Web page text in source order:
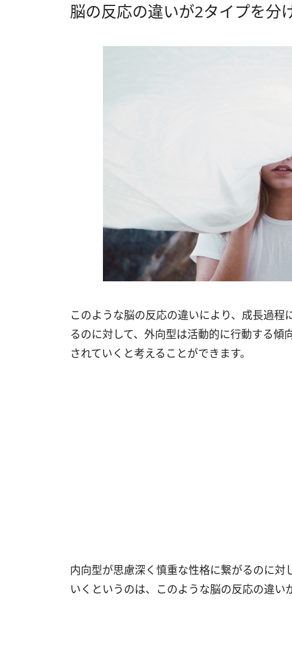
脳の反応の違いが2タイプを分
このような脳の反応の違いにより、成長過
るのに対して、外向型は活動的に行動する
されていくと考えることができます。
内向型が思慮深く慎重な性格に繋がるのに対
いくというのは、このような脳の反応の違い